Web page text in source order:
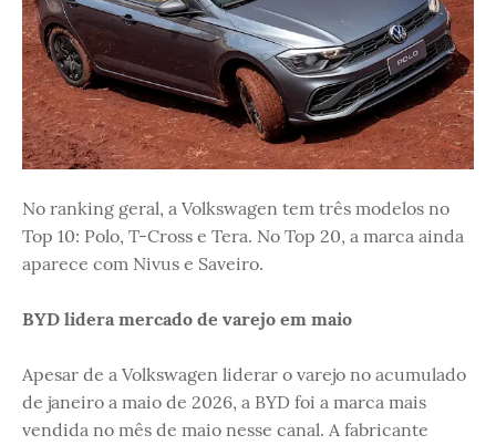
No ranking geral, a Volkswagen tem três modelos no
Top 10: Polo, T-Cross e Tera. No Top 20, a marca ainda
aparece com Nivus e Saveiro.
BYD lidera mercado de varejo em maio
Apesar de a Volkswagen liderar o varejo no acumulado
de janeiro a maio de 2026, a BYD foi a marca mais
vendida no mês de maio nesse canal. A fabricante